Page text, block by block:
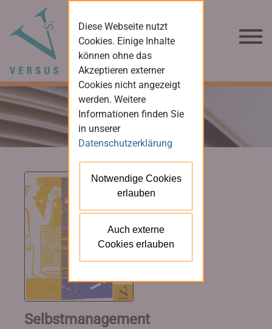
Selbstmanagement
Diese Webseite nutzt
Cookies. Einige Inhalte
können ohne das
Akzeptieren externer
Cookies nicht angezeigt
werden. Weitere
Informationen finden Sie
in unserer
Datenschutzerklärung
Notwendige Cookies
erlauben
Auch externe
Cookies erlauben